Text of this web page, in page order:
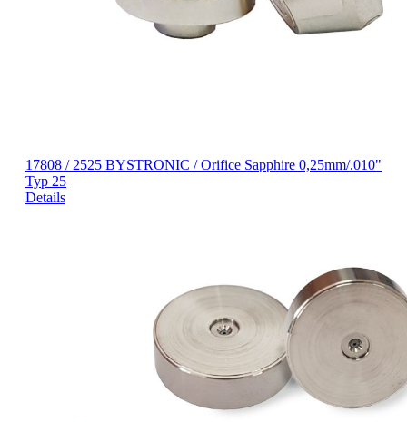
17808 / 2525 BYSTRONIC / Orifice Sapphire 0,25mm/.010"
Typ 25
Details